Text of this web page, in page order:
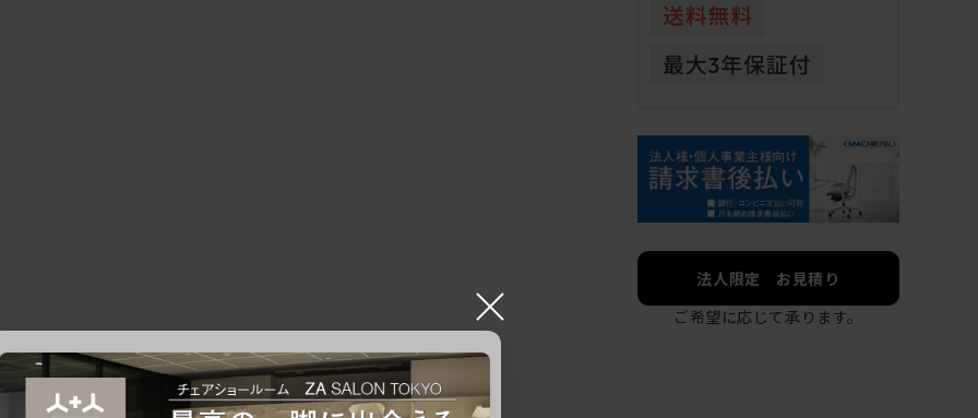
法人限定 お見積り
ご希望に応じて承ります。
×